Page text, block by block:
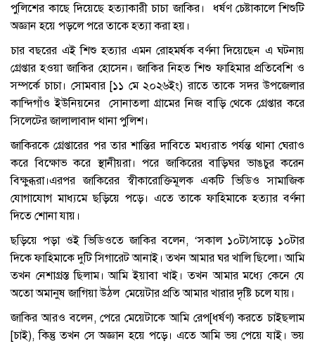
পুলিশের কাছে দিয়েছে হত্যাকারী চাচা জাকির। ধর্ষণ চেষ্টাকালে শিশুটি
অজ্ঞান হয়ে পড়লে পরে তাকে হত্যা করা হয়।
চার বছরের এই শিশু হত্যার এমন রোহমর্ষক বর্ণনা দিয়েছেন এ ঘটনায়
গ্রেপ্তার হওয়া জাকির হোসেন। জাকির নিহত শিশু ফাহিমার প্রতিবেশি ও
সম্পর্কে চাচা। সোমবার [১১ মে ২০২৬ইং) রাতে তাকে সদর উপজেলার
কান্দিগাঁও ইউনিয়নের সোনাতলা গ্রামের নিজ বাড়ি থেকে গ্রেপ্তার করে
সিলেটের জালালাবাদ থানা পুলিশ।
জাকিরকে গ্রেপ্তারের পর তার শান্তির দাবিতে মধ্যরাত পর্যন্ত থানা ঘেরাও
করে বিক্ষোভ করে স্থানীয়রা। পরে জাকিরের বাড়িঘর ভাঙচুর করেন
বিক্ষুব্ধরা।এরপর জাকিরের স্বীকারোক্তিমূলক একটি ভিডিও সামাজিক
যোগাযোগ মাধ্যমে ছড়িয়ে পড়ে। এতে তাকে ফাহিমাকে হত্যার বর্ণনা
দিতে শোনা যায়।
ছড়িয়ে পড়া ওই ভিডিওতে জাকির বলেন, ‘সকাল ১০টা/সাড়ে ১০টার
দিকে ফাহিমাকে দুটি সিগারেট আনাই। তখন আমার ঘর খালি ছিলো। আমি
তখন নেশাগ্রস্ত ছিলাম। আমি ইয়াবা খাই। তখন আমার মধ্যে কেনে যে
অতো অমানুষ জাগিয়া উঠল মেয়েটার প্রতি আমার খারার দৃষ্টি চলে যায়।
জাকির আরও বলেন, পেরে মেয়েটাকে আমি রেপ[ধর্ষণ) করতে চাইছলাম
[চাই), কিন্তু তখন সে অজ্ঞান হয়ে পড়ে। এতে আমি ভয় পেয়ে যাই। ভয়